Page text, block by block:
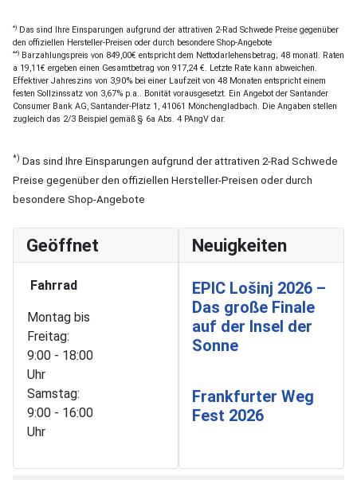
*) Das sind Ihre Einsparungen aufgrund der attrativen 2-Rad Schwede Preise gegenüber
den offiziellen Hersteller-Preisen oder durch besondere Shop-Angebote
**) Barzahlungspreis von 849,00€ entspricht dem Nettodarlehensbetrag; 48 monatl. Raten
a 19,11€ ergeben einen Gesamtbetrag von 917,24 €. Letzte Rate kann abweichen.
Effektiver Jahreszins von 3,90% bei einer Laufzeit von 48 Monaten entspricht einem
festen Sollzinssatz von 3,67% p.a.. Bonität vorausgesetzt. Ein Angebot der Santander
Consumer Bank AG, Santander-Platz 1, 41061 Mönchengladbach. Die Angaben stellen
zugleich das 2/3 Beispiel gemäß § 6a Abs. 4 PAngV dar.
*) Das sind Ihre Einsparungen aufgrund der attrativen 2-Rad Schwede
Preise gegenüber den offiziellen Hersteller-Preisen oder durch
besondere Shop-Angebote
Geöffnet
Fahrrad
Montag bis
Freitag:
9:00 - 18:00
Uhr
Samstag:
9:00 - 16:00
Uhr
Neuigkeiten
EPIC Lošinj 2026 –
Das große Finale
auf der Insel der
Sonne
Frankfurter Weg
Fest 2026